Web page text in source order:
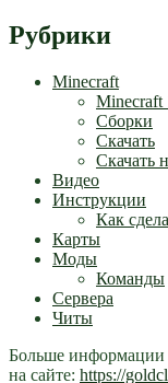
Рубрики
Minecraft
Minecraft
Сборки
Скачать
Скачать
Видео
Инструкции
Как
Карты
Моды
Команды
Сервера
Читы
Больше информации
на сайте: https://